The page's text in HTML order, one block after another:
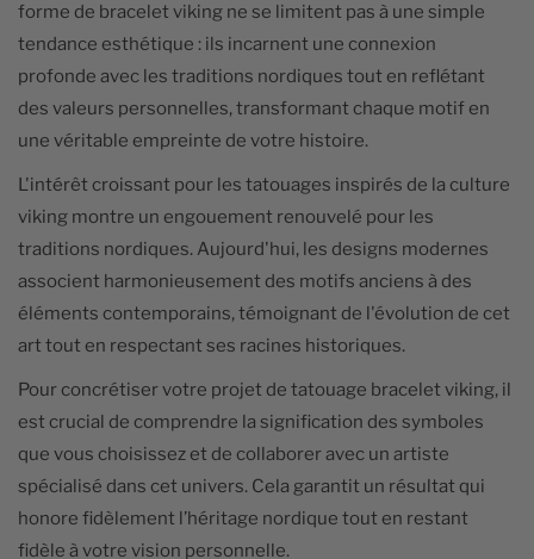
forme de bracelet viking ne se limitent pas à une simple
tendance esthétique : ils incarnent une connexion
profonde avec les traditions nordiques tout en reflétant
des valeurs personnelles, transformant chaque motif en
une véritable empreinte de votre histoire.
L'intérêt croissant pour les tatouages inspirés de la culture
viking montre un engouement renouvelé pour les
traditions nordiques. Aujourd'hui, les designs modernes
associent harmonieusement des motifs anciens à des
éléments contemporains, témoignant de l'évolution de cet
art tout en respectant ses racines historiques.
Pour concrétiser votre projet de tatouage bracelet viking, il
est crucial de comprendre la signification des symboles
que vous choisissez et de collaborer avec un artiste
spécialisé dans cet univers. Cela garantit un résultat qui
honore fidèlement l’héritage nordique tout en restant
fidèle à votre vision personnelle.